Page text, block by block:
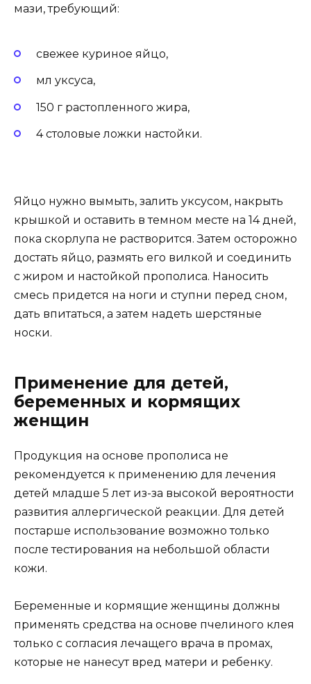
мази, требующий:
свежее куриное яйцо,
мл уксуса,
150 г растопленного жира,
4 столовые ложки настойки.
Яйцо нужно вымыть, залить уксусом, накрыть
крышкой и оставить в темном месте на 14 дней,
пока скорлупа не растворится. Затем осторожно
достать яйцо, размять его вилкой и соединить
с жиром и настойкой прополиса. Наносить
смесь придется на ноги и ступни перед сном,
дать впитаться, а затем надеть шерстяные
носки.
Применение для детей,
беременных и кормящих
женщин
Продукция на основе прополиса не
рекомендуется к применению для лечения
детей младше 5 лет из-за высокой вероятности
развития аллергической реакции. Для детей
постарше использование возможно только
после тестирования на небольшой области
кожи.
Беременные и кормящие женщины должны
применять средства на основе пчелиного клея
только с согласия лечащего врача в промах,
которые не нанесут вред матери и ребенку.